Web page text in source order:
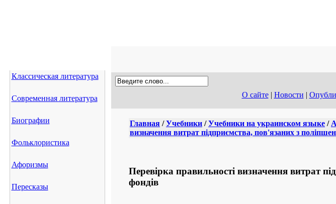
Классическая литература
Современная литература
Биографии
Фольклористика
Афоризмы
Пересказы
О сайте| Новости |
Главная /Учебники /Учебники на украинском языке /
визначення витрат підприємства, пов'язаних з
Перевірка правильності визначення витрат
фондів